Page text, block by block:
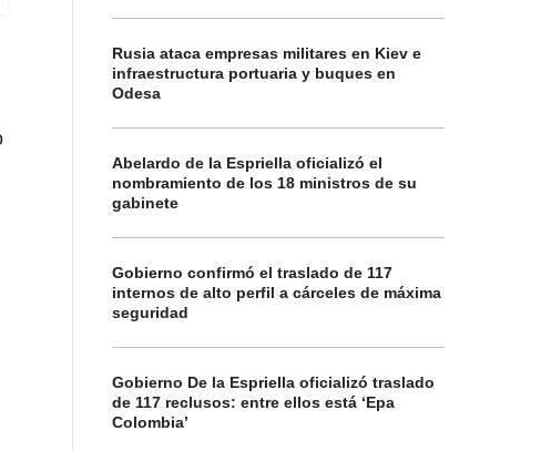
Rusia ataca empresas militares en Kiev e
infraestructura portuaria y buques en
Odesa
Abelardo de la Espriella oficializó el
nombramiento de los 18 ministros de su
gabinete
Gobierno confirmó el traslado de 117
internos de alto perfil a cárceles de máxima
seguridad
Gobierno De la Espriella oficializó traslado
de 117 reclusos: entre ellos está ‘Epa
Colombia’